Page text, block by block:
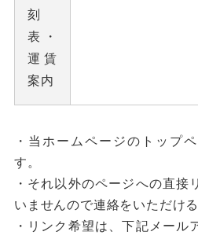
刻
表・
運賃
案内
・当ホームページのトップ
す。
・それ以外のページへの直接
いませんので連絡をいただけ
・リンク希望は、下記メール